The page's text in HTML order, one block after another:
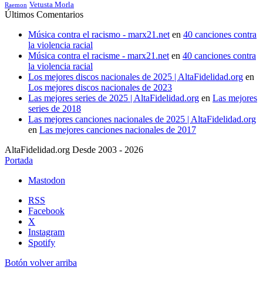
Raemon Vetusta Morla
Últimos Comentarios
Música contra el racismo - marx21.net en 40 canciones contra
la violencia racial
Música contra el racisme - marx21.net en 40 canciones contra
la violencia racial
Los mejores discos nacionales de 2025 | AltaFidelidad.org en
Los mejores discos nacionales de 2023
Las mejores series de 2025 | AltaFidelidad.org en Las mejores
series de 2018
Las mejores canciones nacionales de 2025 | AltaFidelidad.org
en Las mejores canciones nacionales de 2017
AltaFidelidad.org Desde 2003 - 2026
Portada
Mastodon
RSS
Facebook
X
Instagram
Spotify
Botón volver arriba